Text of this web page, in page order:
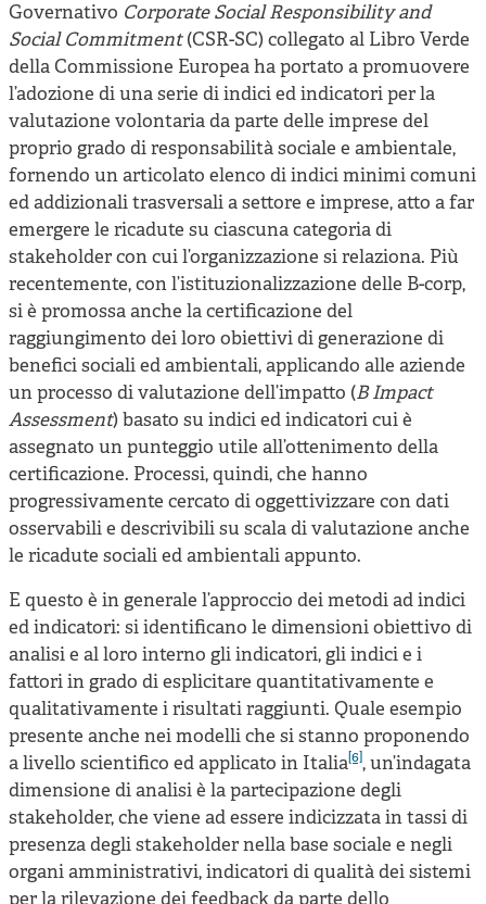
Governativo Corporate Social Responsibility and
Social Commitment(CSR-SC) collegato al Libro Verde
della Commissione Europea ha portato a promuovere
l’adozione di una serie di indici ed indicatori per la
valutazione volontaria da parte delle imprese del
proprio grado di responsabilità sociale e ambientale,
fornendo un articolato elenco di indici minimi comuni
ed addizionali trasversali a settore e imprese, atto a far
emergere le ricadute su ciascuna categoria di
stakeholder con cui l’organizzazione si relaziona. Più
recentemente, con l’istituzionalizzazione delle B-corp,
si è promossa anche la certificazione del
raggiungimento dei loro obiettivi di generazione di
benefici sociali ed ambientali, applicando alle aziende
un processo di valutazione dell’impatto (B Impact
Assessment) basato su indici ed indicatori cui è
assegnato un punteggio utile all’ottenimento della
certificazione. Processi, quindi, che hanno
progressivamente cercato di oggettivizzare con dati
osservabili e descrivibili su scala di valutazione anche
le ricadute sociali ed ambientali appunto.
E questo è in generale l’approccio dei metodi ad indici
ed indicatori: si identificano le dimensioni obiettivo di
analisi e al loro interno gli indicatori, gli indici e i
fattori in grado di esplicitare quantitativamente e
qualitativamente i risultati raggiunti. Quale esempio
presente anche nei modelli che si stanno proponendo
a livello scientifico ed applicato in Italia[6], un’indagata
dimensione di analisi è la partecipazione degli
stakeholder, che viene ad essere indicizzata in tassi di
presenza degli stakeholder nella base sociale e negli
organi amministrativi, indicatori di qualità dei sistemi